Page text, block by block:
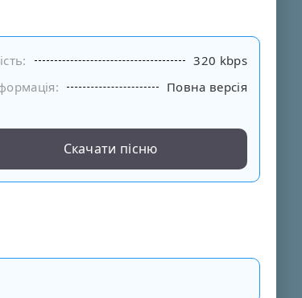
320 kbps
Повна версія
Скачати пісню